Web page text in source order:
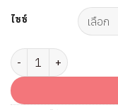
ไซซ์
จำนวน เสื้อชั้นในแบรนด์